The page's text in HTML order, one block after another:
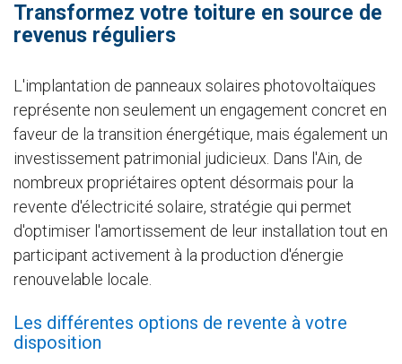
Transformez votre toiture en source de
revenus réguliers
L'implantation de panneaux solaires photovoltaïques
représente non seulement un engagement concret en
faveur de la transition énergétique, mais également un
investissement patrimonial judicieux. Dans l'Ain, de
nombreux propriétaires optent désormais pour la
revente d'électricité solaire, stratégie qui permet
d'optimiser l'amortissement de leur installation tout en
participant activement à la production d'énergie
renouvelable locale.
Les différentes options de revente à votre
disposition